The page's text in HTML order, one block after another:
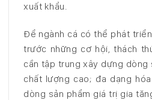
xuất khẩu.
Để ngành cá có thể phát
trước những cơ hội, thách
cần tập trung xây dựng dòng
chất lượng cao; đa dạng
dòng sản phẩm giá trị gia